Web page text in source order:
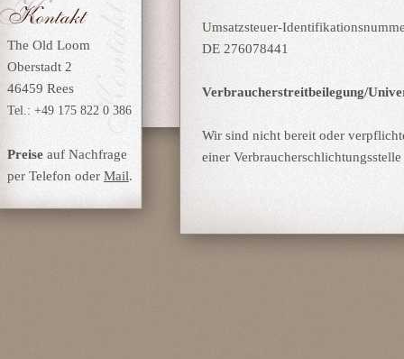
Umsatzsteuer-
DE 276078441
Verbraucher­streit­beilegung/
Wir sind nicht bereit oder
einer
The Old Loom
Oberstadt 2
46459 Rees
Tel.: +49 175 822 0 386
Preise auf Nachfrage
per Telefon oder Mail.